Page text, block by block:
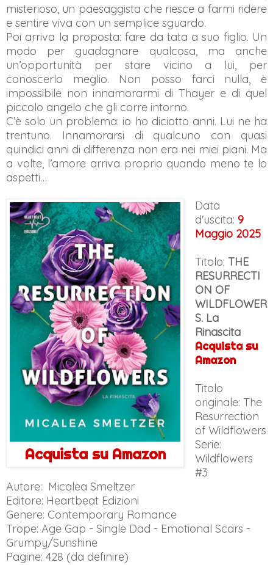
misterioso, un paesaggista che riesce a farmi ridere
e sentire viva con un semplice sguardo.
Poi arriva la proposta: fare da tata a suo figlio. Un
modo per guadagnare qualcosa, ma anche
un’opportunità per stare vicino a lui, per
conoscerlo meglio. Non posso farci nulla, è
impossibile non innamorarmi di Thayer e di quel
piccolo angelo che gli corre intorno.
C’è solo un problema: io ho diciotto anni. Lui ne ha
trentuno. Innamorarsi di qualcuno con quasi
quindici anni di differenza non era nei miei piani. Ma
a volte, l’amore arriva proprio quando meno te lo
aspetti…
Acquista su Amazon
Data
d'uscita: 9
Maggio 2025
Titolo: THE
RESURRECTI
ON OF
WILDFLOWER
S. La
Rinascita
Acquista su
Amazon
Titolo
originale: The
Resurrection
of Wildflowers
Serie:
Wildflowers
#3
Autore: Micalea Smeltzer
Editore: Heartbeat Edizioni
Genere: Contemporary Romance
Trope: Age Gap - Single Dad - Emotional Scars -
Grumpy/Sunshine
Pagine: 428 (da definire)